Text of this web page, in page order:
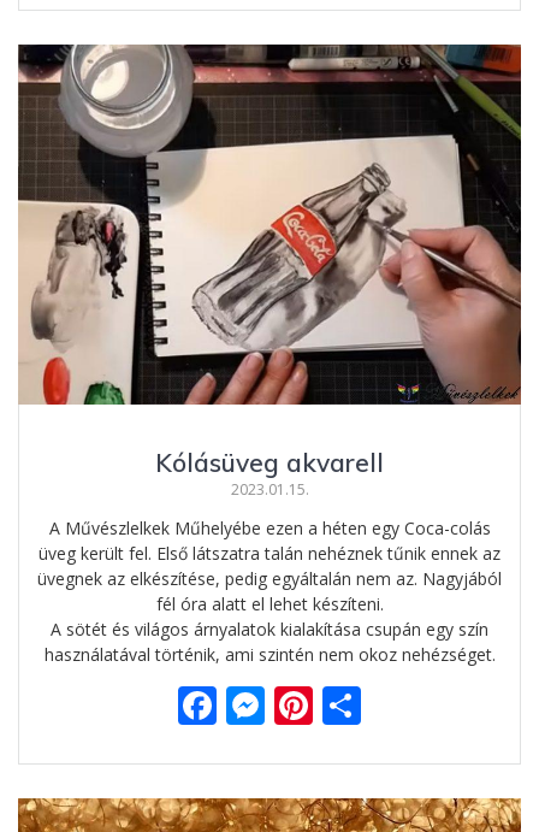
e
b
o
o
ss
e
n
g
er
e
st
za
m
e
g
Kólásüveg akvarell
2023.01.15.
A Művészlelkek Műhelyébe ezen a héten egy Coca-colás
üveg került fel. Első látszatra talán nehéznek tűnik ennek az
üvegnek az elkészítése, pedig egyáltalán nem az. Nagyjából
fél óra alatt el lehet készíteni.
A sötét és világos árnyalatok kialakítása csupán egy szín
használatával történik, ami szintén nem okoz nehézséget.
F
e
b
M
ss
e
Pi
er
e
za
m